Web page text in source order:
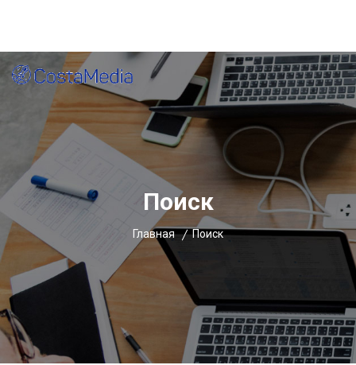
Главная
Блог
Контакты
Оставить заявку Поиск
Главная Поиск